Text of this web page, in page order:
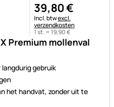
Premium mollenval
gebruik
het handvat, zonder uit te
39,80€
Belastinginformatie:
Incl. btwexcl.
verzendkosten
1 st. =19,90€